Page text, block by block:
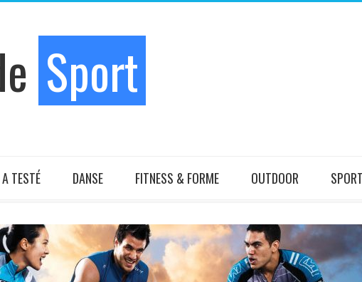
Sport
TESTÉ DANSE FITNESS & FORME OUTDOOR